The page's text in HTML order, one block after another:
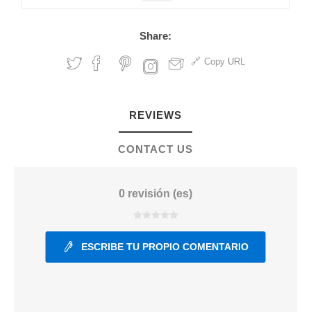
Share:
Copy URL
REVIEWS
CONTACT US
0 revisión (es)
ESCRIBE TU PROPIO COMENTARIO